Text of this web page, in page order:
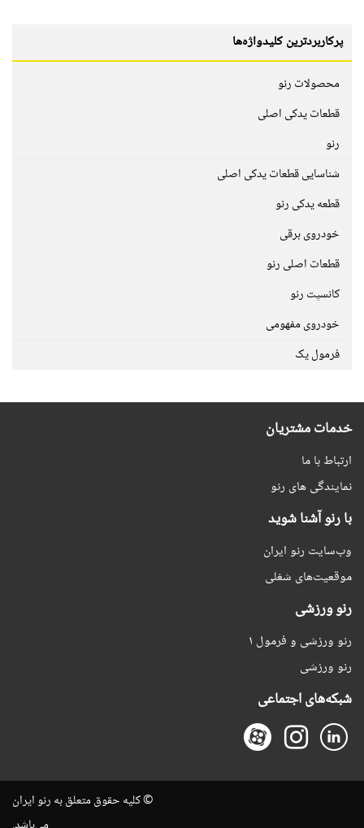
پرکاربردترین کلیدواژه‌ها
محصولات رنو
قطعات یدکی اصلی
رنو
شناسایی قطعات یدکی اصلی
قطعه یدکی رنو
خودروی برقی
قطعات اصلی رنو
کانسپت رنو
خودروی مفهومی
فرمول یک
خدمات مشتریان
ارتباط با ما
نمایندگی های رنو
با رنو آشنا شوید
وب‌سایت رنو ایران
موقعیت‌های شغلی
رنو ورزشی
رنو ورزشی و فرمول ۱
رنو ورزشی
شبکه‌های اجتماعی
© کلیه حقوق متعلق به رنو ایران